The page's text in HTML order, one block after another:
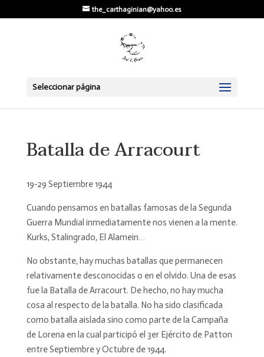
the_carthaginian@yahoo.es
Seleccionar página
Batalla de Arracourt
19-29 Septiembre 1944
Cuando pensamos en batallas famosas de la Segunda
Guerra Mundial inmediatamente nos vienen a la mente.
Kurks, Stalingrado, El Alamein…
No obstante, hay muchas batallas que permanecen
relativamente desconocidas o en el olvido. Una de esas
fue la Batalla de Arracourt. De hecho, no hay mucha
cosa al respecto de la batalla. No ha sido clasificada
como batalla aislada sino como parte de la Campaña
de Lorena en la cual participó el 3er Ejército de Patton
entre Septiembre y Octubre de 1944.